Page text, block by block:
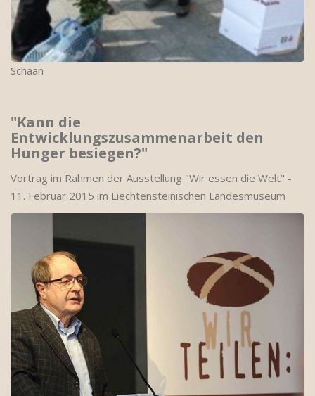
Schaan
"Kann die
Entwicklungszusammenarbeit den
Hunger besiegen?"
Vortrag im Rahmen der Ausstellung "Wir essen die Welt" -
11. Februar 2015 im Liechtensteinischen Landesmuseum